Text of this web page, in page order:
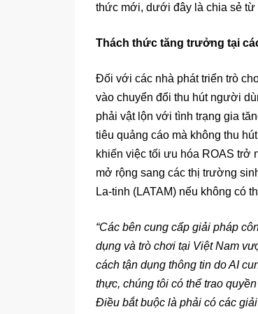
thức mới, dưới đây là chia sẻ từ
Thách thức tăng trưởng tại
Đối với các nhà phát triển trò
vào chuyển đổi thu hút người
phải vật lộn với tình trạng gia
tiêu quảng cáo mà không thu
khiến việc tối ưu hóa ROAS trở
mở rộng sang các thị trường
La-tinh (LATAM) nếu không có
“Các bên cung cấp giải pháp
dụng và trò chơi tại Việt Nam
cách tận dụng thông tin do AI
thực, chúng tôi có thể trao
Điều bắt buộc là phải có các